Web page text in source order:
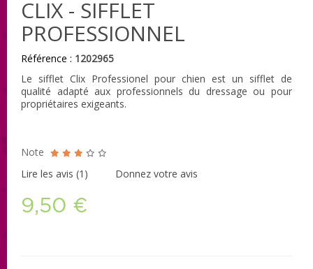
CLIX - SIFFLET
PROFESSIONNEL
Référence : 1202965
Le sifflet Clix Professionel pour chien est un sifflet de
qualité adapté aux professionnels du dressage ou pour
propriétaires exigeants.
Note
Lire les avis (1 ) Donnez votre avis
9,50 €